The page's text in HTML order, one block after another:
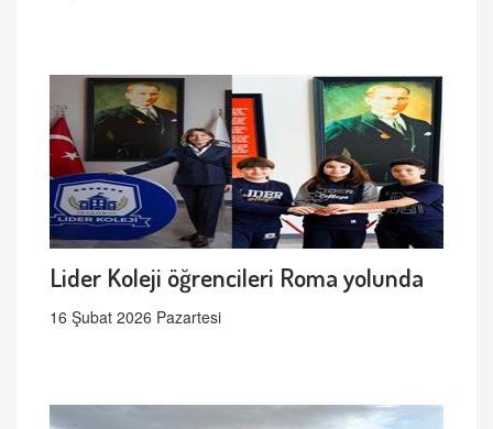
Lider Koleji öğrencileri Roma yolunda
16 Şubat 2026 Pazartesi